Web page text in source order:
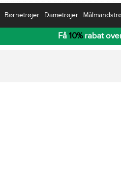
Børnetrøjer Dametrøjer
Få 10%rabat